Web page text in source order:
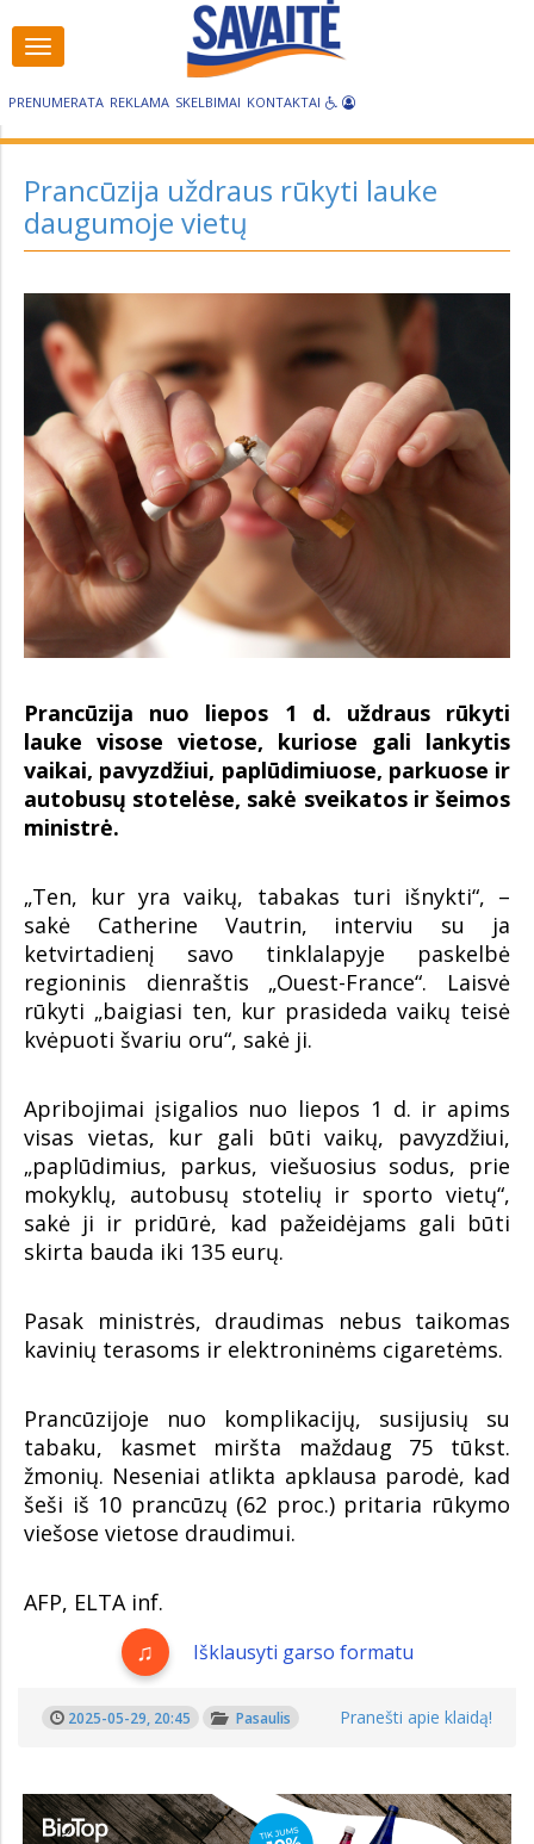
PRENUMERATA REKLAMA SKELBIMAI KONTAKTAI
Visos
kategorijos
Prancūzija uždraus rūkyti lauke
daugumoje vietų
Prancūzija nuo liepos 1 d. uždraus rūkyti
lauke visose vietose, kuriose gali lankytis
vaikai, pavyzdžiui, paplūdimiuose, parkuose ir
autobusų stotelėse, sakė sveikatos ir šeimos
ministrė.
„Ten, kur yra vaikų, tabakas turi išnykti“, –
sakė Catherine Vautrin, interviu su ja
ketvirtadienį savo tinklalapyje paskelbė
regioninis dienraštis „Ouest-France“. Laisvė
rūkyti „baigiasi ten, kur prasideda vaikų teisė
kvėpuoti švariu oru“, sakė ji.
Apribojimai įsigalios nuo liepos 1 d. ir apims
visas vietas, kur gali būti vaikų, pavyzdžiui,
„paplūdimius, parkus, viešuosius sodus, prie
mokyklų, autobusų stotelių ir sporto vietų“,
sakė ji ir pridūrė, kad pažeidėjams gali būti
skirta bauda iki 135 eurų.
Pasak ministrės, draudimas nebus taikomas
kavinių terasoms ir elektroninėms cigaretėms.
Prancūzijoje nuo komplikacijų, susijusių su
tabaku, kasmet miršta maždaug 75 tūkst.
žmonių. Neseniai atlikta apklausa parodė, kad
šeši iš 10 prancūzų (62 proc.) pritaria rūkymo
viešose vietose draudimui.
AFP, ELTA inf.
Išklausyti garso formatu
2025-05-29, 20:45 Pasaulis Pranešti apie klaidą!
Visos
kategorijos